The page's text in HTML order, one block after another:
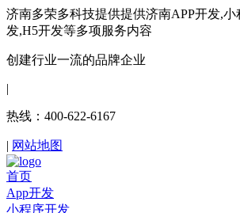
济南多荣多科技提供提供济南APP开发,
发,H5开发等多项服务内容
创建行业一流的品牌企业
|
热线：400-622-6167
| 网站地图
首页
App开发
小程序开发